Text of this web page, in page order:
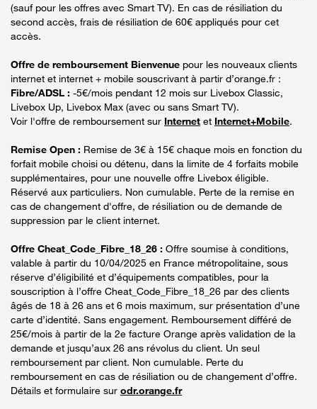
(sauf pour les offres avec Smart TV). En cas de résiliation du
second accès, frais de résiliation de 60€ appliqués pour cet
accès.
Offre de remboursement Bienvenue pour les nouveaux clients
internet et internet + mobile souscrivant à partir d’orange.fr :
Fibre/ADSL : -5€/mois pendant 12 mois sur Livebox Classic,
Livebox Up, Livebox Max (avec ou sans Smart TV).
Voir l'offre de remboursement sur Internet et Internet+Mobile.
Remise Open : Remise de 3€ à 15€ chaque mois en fonction du
forfait mobile choisi ou détenu, dans la limite de 4 forfaits mobile
supplémentaires, pour une nouvelle offre Livebox éligible.
Réservé aux particuliers. Non cumulable. Perte de la remise en
cas de changement d'offre, de résiliation ou de demande de
suppression par le client internet.
Offre Cheat_Code_Fibre_18_26 : Offre soumise à conditions,
valable à partir du 10/04/2025 en France métropolitaine, sous
réserve d’éligibilité et d’équipements compatibles, pour la
souscription à l’offre Cheat_Code_Fibre_18_26 par des clients
âgés de 18 à 26 ans et 6 mois maximum, sur présentation d’une
carte d’identité. Sans engagement. Remboursement différé de
25€/mois à partir de la 2e facture Orange après validation de la
demande et jusqu’aux 26 ans révolus du client. Un seul
remboursement par client. Non cumulable. Perte du
remboursement en cas de résiliation ou de changement d’offre.
Détails et formulaire sur odr.orange.fr